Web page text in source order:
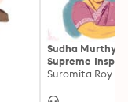
Sudha Murthy -
Supreme
Suromita Roy